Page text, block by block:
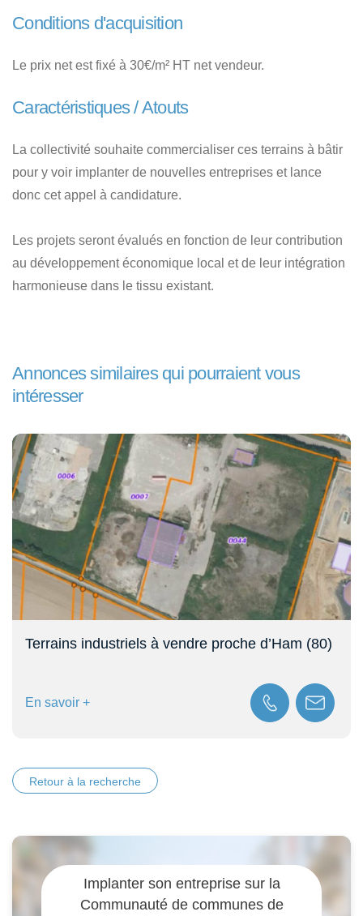
Conditions d'acquisition
Le prix net est fixé à 30€/m² HT net vendeur.
Caractéristiques / Atouts
La collectivité souhaite commercialiser ces terrains à bâtir
pour y voir implanter de nouvelles entreprises et lance
donc cet appel à candidature.
Les projets seront évalués en fonction de leur contribution
au développement économique local et de leur intégration
harmonieuse dans le tissu existant.
Annonces similaires qui pourraient vous
intéresser
Terrains industriels à vendre proche d’Ham (80)
En savoir +
Retour à la recherche
Implanter son entreprise sur la
Communauté de communes de